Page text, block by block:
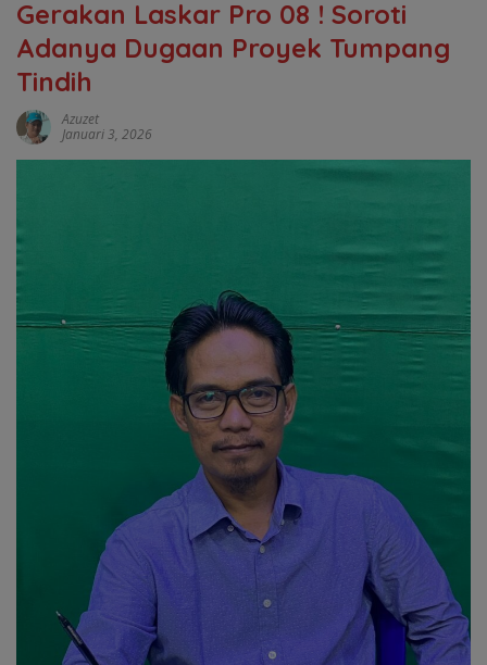
Gerakan Laskar Pro 08 ! Soroti
Adanya Dugaan Proyek Tumpang
Tindih
Azuzet
Januari 3, 2026